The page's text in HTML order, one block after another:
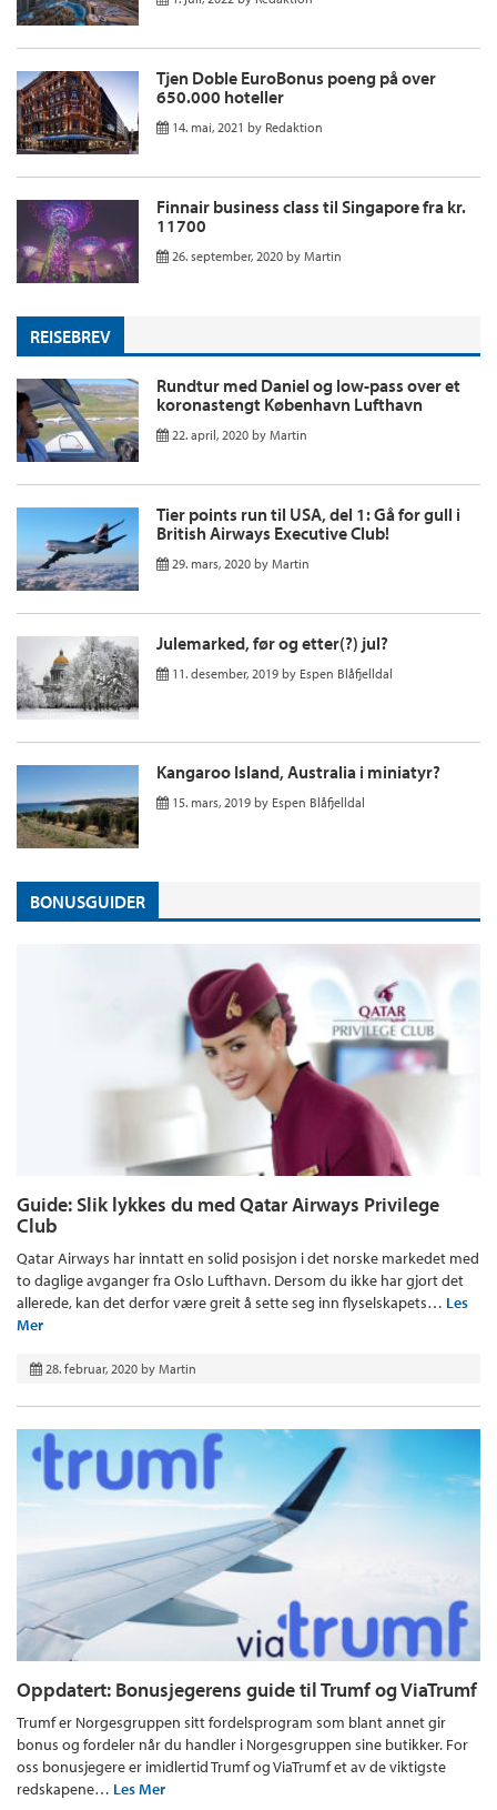
Tjen Doble EuroBonus poeng på over
650.000 hoteller
14. mai, 2021 by Redaktion
Finnair business class til Singapore fra kr.
11700
26. september, 2020 by Martin
REISEBREV
Rundtur med Daniel og low-pass over et
koronastengt København Lufthavn
22. april, 2020 by Martin
Tier points run til USA, del 1: Gå for gull i
British Airways Executive Club!
29. mars, 2020 by Martin
Julemarked, før og etter(?) jul?
11. desember, 2019 by Espen Blåfjelldal
Kangaroo Island, Australia i miniatyr?
15. mars, 2019 by Espen Blåfjelldal
BONUSGUIDER
Guide: Slik lykkes du med Qatar Airways Privilege
Club
Qatar Airways har inntatt en solid posisjon i det norske markedet med
to daglige avganger fra Oslo Lufthavn. Dersom du ikke har gjort det
allerede, kan det derfor være greit å sette seg inn flyselskapets… Les
Mer
28. februar, 2020 by Martin
Oppdatert: Bonusjegerens guide til Trumf og ViaTrumf
Trumf er Norgesgruppen sitt fordelsprogram som blant annet gir
bonus og fordeler når du handler i Norgesgruppen sine butikker. For
oss bonusjegere er imidlertid Trumf og ViaTrumf et av de viktigste
redskapene… Les Mer